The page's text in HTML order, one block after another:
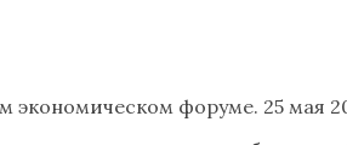
форуме. 25 мая